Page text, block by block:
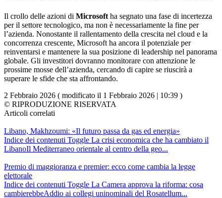
Il crollo delle azioni di Microsoft ha segnato una fase di incertezza
per il settore tecnologico, ma non è necessariamente la fine per
l’azienda. Nonostante il rallentamento della crescita nel cloud e la
concorrenza crescente, Microsoft ha ancora il potenziale per
reinventarsi e mantenere la sua posizione di leadership nel panorama
globale. Gli investitori dovranno monitorare con attenzione le
prossime mosse dell’azienda, cercando di capire se riuscirà a
superare le sfide che sta affrontando.
2 Febbraio 2026 ( modificato il 1 Febbraio 2026 | 10:39 )
© RIPRODUZIONE RISERVATA
Articoli correlati
Libano, Makhzoumi: «Il futuro passa da gas ed energia»
Indice dei contenuti Toggle La crisi economica che ha cambiato il
LibanoIl Mediterraneo orientale al centro della geo...
Premio di maggioranza e premier: ecco come cambia la legge
elettorale
Indice dei contenuti Toggle La Camera approva la riforma: cosa
cambierebbeAddio ai collegi uninominali del Rosatellum...